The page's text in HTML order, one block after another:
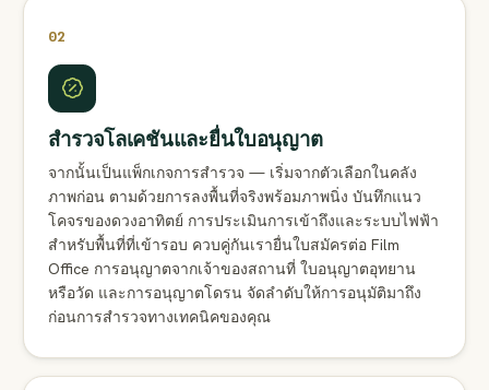
02
สำรวจโลเคชันและยื่นใบอนุญาต
จากนั้นเป็นแพ็กเกจการสำรวจ — เริ่มจากตัวเลือกในคลัง
ภาพก่อน ตามด้วยการลงพื้นที่จริงพร้อมภาพนิ่ง บันทึกแนว
โคจรของดวงอาทิตย์ การประเมินการเข้าถึงและระบบไฟฟ้า
สำหรับพื้นที่ที่เข้ารอบ ควบคู่กันเรายื่นใบสมัครต่อ Film
Office การอนุญาตจากเจ้าของสถานที่ ใบอนุญาตอุทยาน
หรือวัด และการอนุญาตโดรน จัดลำดับให้การอนุมัติมาถึง
ก่อนการสำรวจทางเทคนิคของคุณ